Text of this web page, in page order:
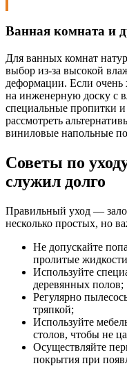
Ванная комната и
Для ванных комнат
выбор из-за высокой
деформации. Если очень
на инженерную доску с
специальные пропитки
рассмотреть
виниловые напольные
Советы по
служил долго
Правильный уход —
несколько простых, но
Не допускайте
пролитые
Используйте
деревянных полов;
Регулярно
тряпкой;
Используйте
столов, чтобы не
Осуществляйте
покрытия при